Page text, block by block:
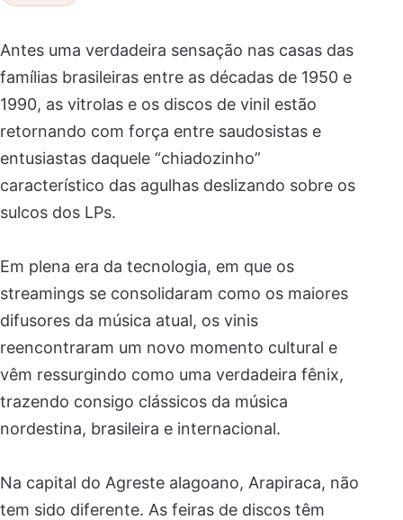
Antes uma verdadeira sensação nas casas das
famílias brasileiras entre as décadas de 1950 e
1990, as vitrolas e os discos de vinil estão
retornando com força entre saudosistas e
entusiastas daquele “chiadozinho”
característico das agulhas deslizando sobre os
sulcos dos LPs.
Em plena era da tecnologia, em que os
streamings se consolidaram como os maiores
difusores da música atual, os vinis
reencontraram um novo momento cultural e
vêm ressurgindo como uma verdadeira fênix,
trazendo consigo clássicos da música
nordestina, brasileira e internacional.
Na capital do Agreste alagoano, Arapiraca, não
tem sido diferente. As feiras de discos têm